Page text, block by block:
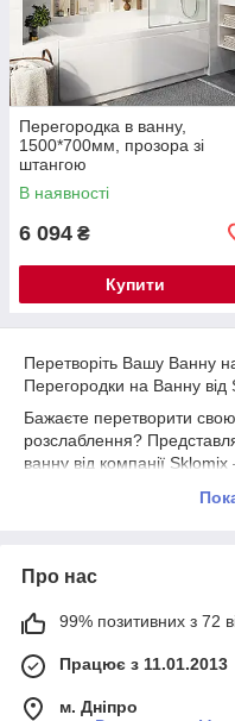
Перегородка в ванну,
1500*700мм, прозора зі
штангою
В наявності
6 094 ₴
Купити
Перетворіть Вашу Ванну
Перегородки на Ванну від
Бажаєте перетворити
розслаблення?
ванну від компанії
ванної зони від бризок
У нас ви можете купити
зараз і перетворити вашу
перегородки легкі в
Про нас
99% позитивних з 72
Працює з 11.01.2013
м. Дніпро